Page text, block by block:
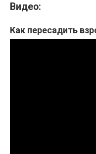
Видео:
Как пересадить